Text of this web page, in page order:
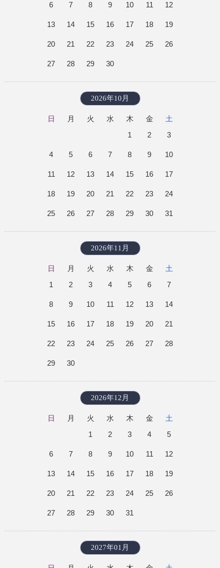
6 7 8 9 10 11 12
13 14 15 16 17 18 19
20 21 22 23 24 25 26
27 28 29 30
2026年10月
日 月 火 水 木 金
土
1
2 3
4 5 6 7 8 9 10
11 12 13 14 15 16 17
18 19 20 21 22 23 24
25 26 27 28 29 30 31
2026年11月
日 月 火 水 木 金
土
1
2 3 4 5 6 7
8 9 10 11 12 13 14
15 16 17 18 19 20 21
22 23 24 25 26 27 28
29 30
2026年12月
日 月 火 水 木 金
土
1
2 3 4 5
6 7 8 9 10 11 12
13 14 15 16 17 18 19
20 21 22 23 24 25 26
27 28 29 30 31
2027年01月